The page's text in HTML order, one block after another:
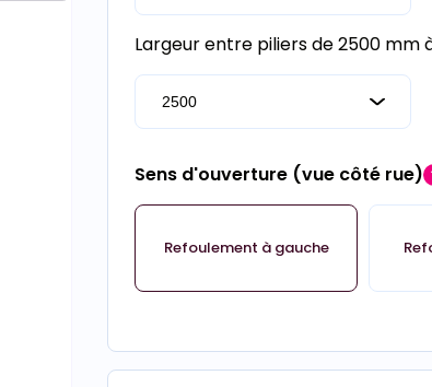
Largeur entre piliers de 2500 mm
Sens d'ouverture (vue côté rue)
Refoulement à gauche